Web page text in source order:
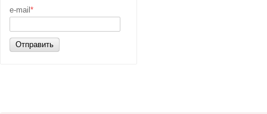
e-mail *
Отправить